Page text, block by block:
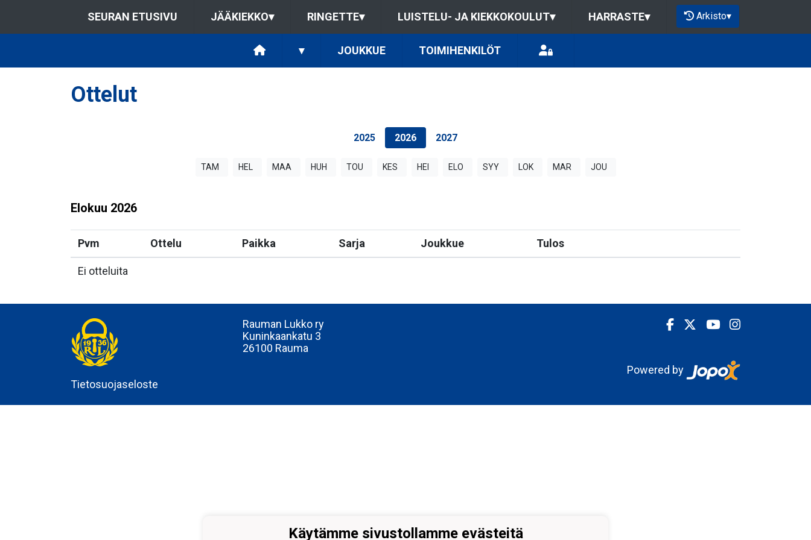
SEURAN ETUSIVU JÄÄKIEKKO▾ RINGETTE▾ LUISTELU- JA KIEKKOKOULUT▾ HARRASTE▾ Arkisto▾
▾ JOUKKUE TOIMIHENKILÖT
Ottelut
2025 2026 2027
TAM HEL MAA HUH TOU KES HEI ELO SYY LOK MAR JOU
Elokuu 2026
Pvm Ottelu Paikka Sarja Joukkue Tulos
Ei otteluita
Tietosuojaseloste
Rauman Lukko ry
Kuninkaankatu 3
26100 Rauma
Powered by
Käytämme sivustollamme evästeitä